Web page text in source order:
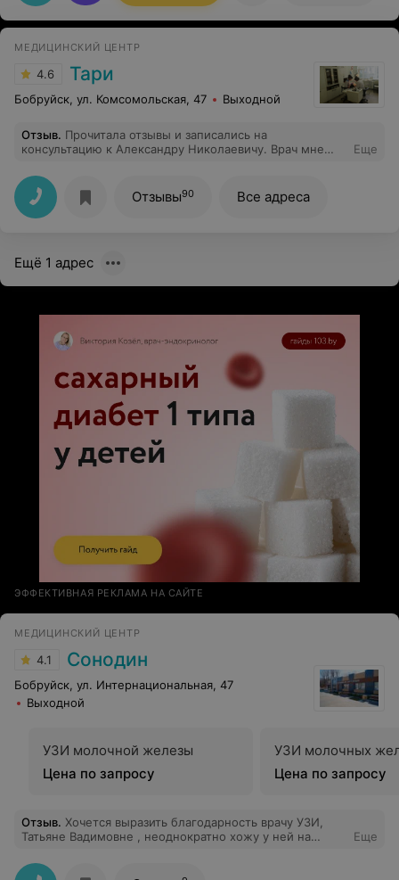
МЕДИЦИНСКИЙ ЦЕНТР
4.6 Тари
Бобруйск, ул. Комсомольская, 47 Выходной
Отзыв. Прочитала отзывы и записались на
консультацию к Александру Николаевичу. Врач мне
дал рекомендации. Планирую записаться к нему на
второй прием, а потом уже и на операцию.
Еще
Отзывы90 Все адреса
Ещё 1 адрес
ЭФФЕКТИВНАЯ РЕКЛАМА НА САЙТЕ
МЕДИЦИНСКИЙ ЦЕНТР
4.1 Сонодин
Бобруйск, ул. Интернациональная, 47
Выходной
УЗИ молочной железы
Цена по запросу
УЗИ молочных
Цена по запросу
Отзыв. Хочется выразить благодарность врачу УЗИ,
Татьяне Вадимовне , неоднократно хожу у ней на
общение.Тот самый врач, который объяснит так,что
Еще